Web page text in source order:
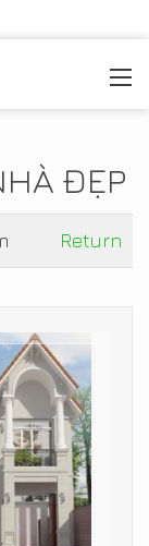
ĐẸP
Return